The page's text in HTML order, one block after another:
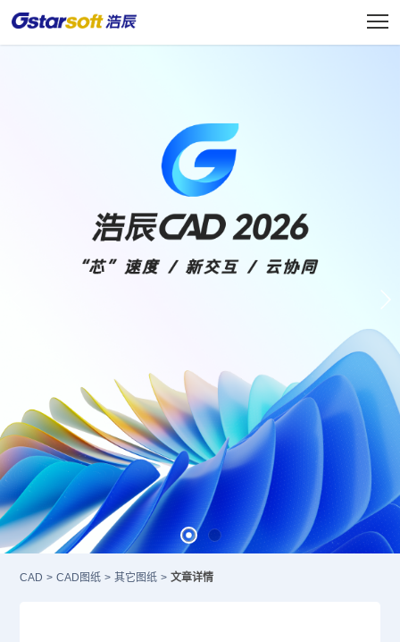
CAD > CAD图纸 > 其它图纸 > 文章详情